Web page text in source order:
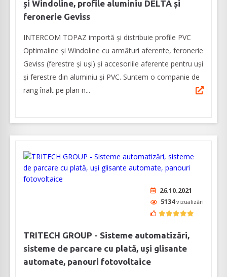
și Windoline, profile aluminiu DELTA și
feronerie Geviss
INTERCOM TOPAZ importă și distribuie profile PVC
Optimaline și Windoline cu armături aferente, feronerie
Geviss (ferestre și uși) și accesoriile aferente pentru uși
și ferestre din aluminiu și PVC. Suntem o companie de
rang înalt pe plan n...
26.10.2021
5134vizualizări
TRITECH GROUP - Sisteme automatizări,
sisteme de parcare cu plată, uși glisante
automate, panouri fotovoltaice